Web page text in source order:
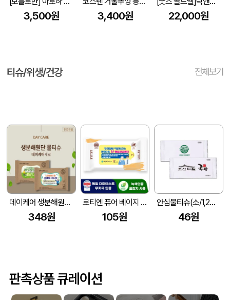
3,500원 3,400원 22,000원
티슈/위생/건강 전체보기
데이케어 생분해원단 제로 물티슈 15매 홍보.전도.판촉용 추천
348원
로티엔 퓨어 베이지 전용 라벨형 물티슈 (10매) (150X90mm(±5mm))
105원
안심물티슈(소/1,2도 인쇄) (120*50mm)
46원
판촉상품 큐레이션